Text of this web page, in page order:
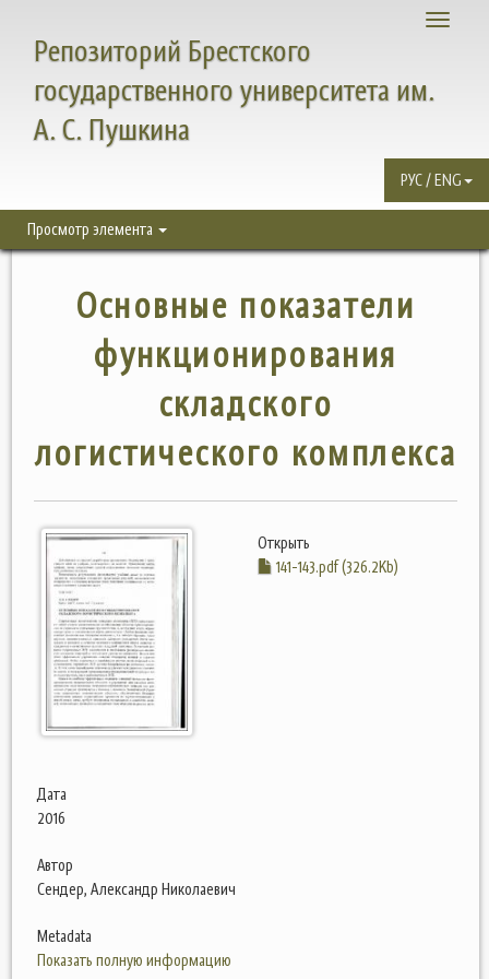
Toggle
Репозиторий Брестского
государственного университета им.
А. С. Пушкина
РУС / ENG
Просмотр элемента
Основные показатели
функционирования
складского
логистического комплекса
Открыть
141-143.pdf (326.2Kb)
Дата
2016
Автор
Сендер, Александр Николаевич
Metadata
Показать полную информацию